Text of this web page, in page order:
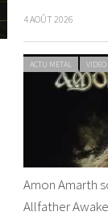
4 AOÛT 2026
ACTU METAL
Amon Amarth
Allfather